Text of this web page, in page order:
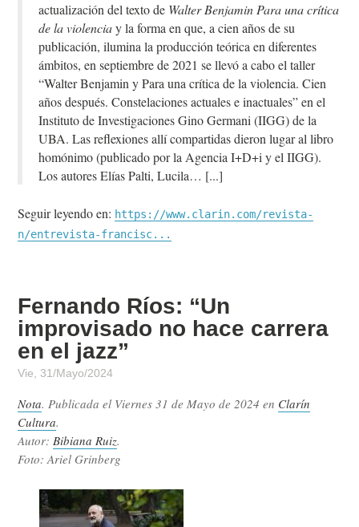
actualización del texto de Walter Benjamin Para una crítica
de la violenciay la forma en que, a cien años de su
publicación, ilumina la producción teórica en diferentes
ámbitos, en septiembre de 2021 se llevó a cabo el taller
“Walter Benjamin y Para una crítica de la violencia. Cien
años después. Constelaciones actuales e inactuales” en el
Instituto de Investigaciones Gino Germani (IIGG) de la
UBA. Las reflexiones allí compartidas dieron lugar al libro
homónimo (publicado por la Agencia I+D+i y el IIGG).
Los autores Elías Palti, Lucila…
Seguir leyendo en: https://www.clarin.com/revista-
n/entrevista-francisc...
Fernando Ríos: “Un
improvisado no hace carrera
en el jazz”
Vie, 31/Mayo/2024
Nota. Publicada el Viernes 31 de Mayo de 2024 en Clarín
Cultura.
Autor:Bibiana Ruiz.
Foto: Ariel Grinberg